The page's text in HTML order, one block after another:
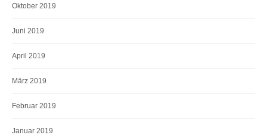
Oktober 2019
Juni 2019
April 2019
März 2019
Februar 2019
Januar 2019